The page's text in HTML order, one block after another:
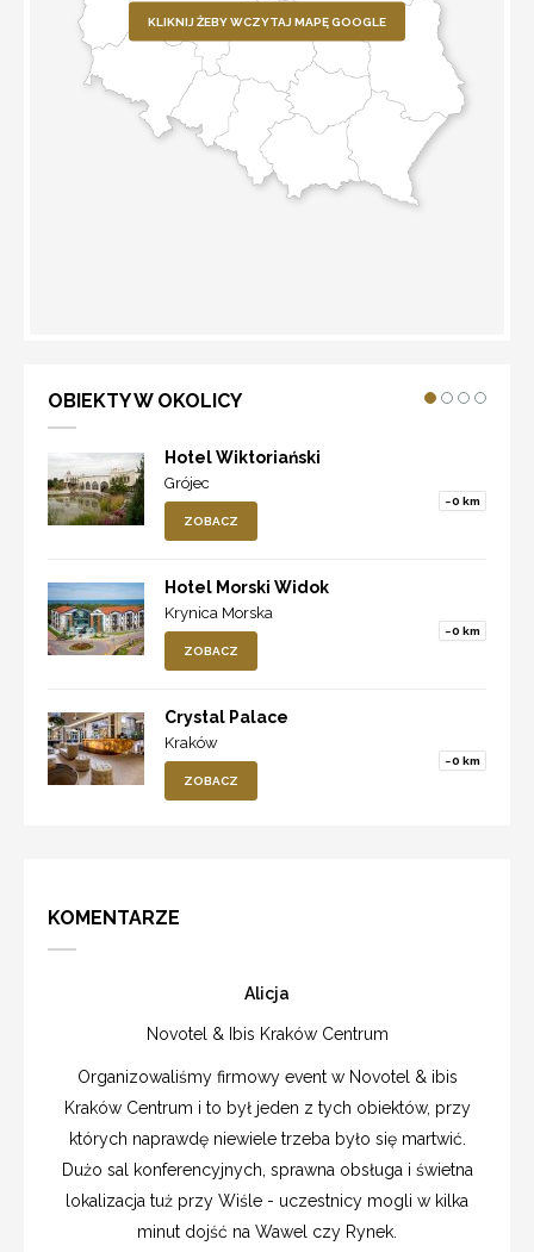
KLIKNIJ ŻEBY WCZYTAJ MAPĘ GOOGLE
OBIEKTY W OKOLICY
Hotel Wiktoriański
Grójec
~0 km
ZOBACZ
Hotel Morski Widok
Krynica Morska
~0 km
ZOBACZ
Crystal Palace
Kraków
~0 km
ZOBACZ
KOMENTARZE
Alicja
Novotel & Ibis Kraków Centrum
Organizowaliśmy firmowy event w Novotel & ibis
Kraków Centrum i to był jeden z tych obiektów, przy
których naprawdę niewiele trzeba było się martwić.
Dużo sal konferencyjnych, sprawna obsługa i świetna
lokalizacja tuż przy Wiśle - uczestnicy mogli w kilka
minut dojść na Wawel czy Rynek.